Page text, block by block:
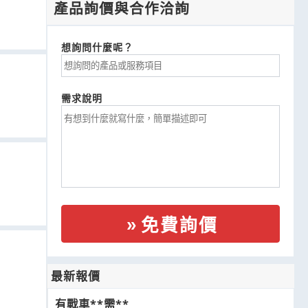
產品詢價與合作洽詢
想詢問什麼呢？
需求說明
免費詢價
最新報價
有戰車**需**